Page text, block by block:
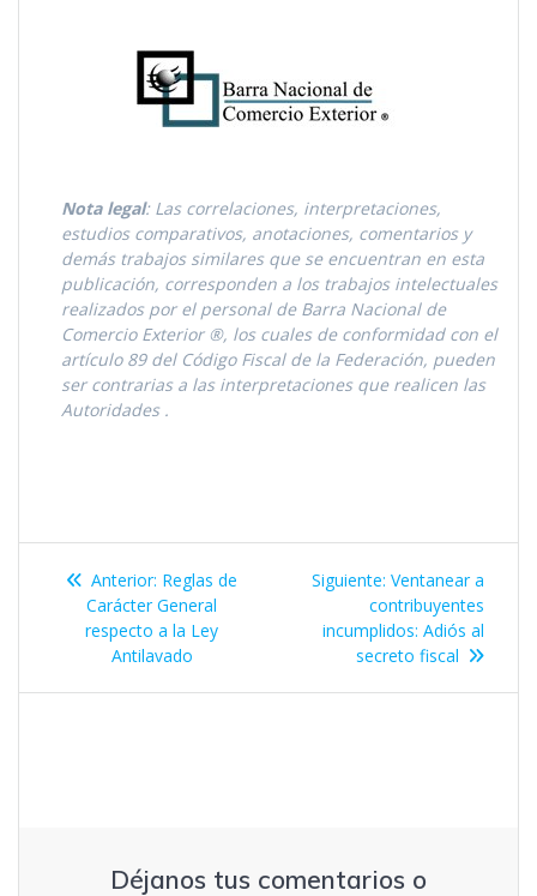
Nota legal: Las correlaciones, interpretaciones,
estudios comparativos, anotaciones, comentarios y
demás trabajos similares que se encuentran en esta
publicación, corresponden a los trabajos intelectuales
realizados por el personal de Barra Nacional de
Comercio Exterior ®, los cuales de conformidad con el
artículo 89 del Código Fiscal de la Federación, pueden
ser contrarias a las interpretaciones que realicen las
Autoridades .
Navegación
entradas
Anterior: Entrada
anterior:
Reglas de
Carácter General
respecto a la Ley
Antilavado
Siguiente: Entrada
siguiente:
Ventanear a
contribuyentes
incumplidos: Adiós al
secreto fiscal
Déjanos tus comentarios o